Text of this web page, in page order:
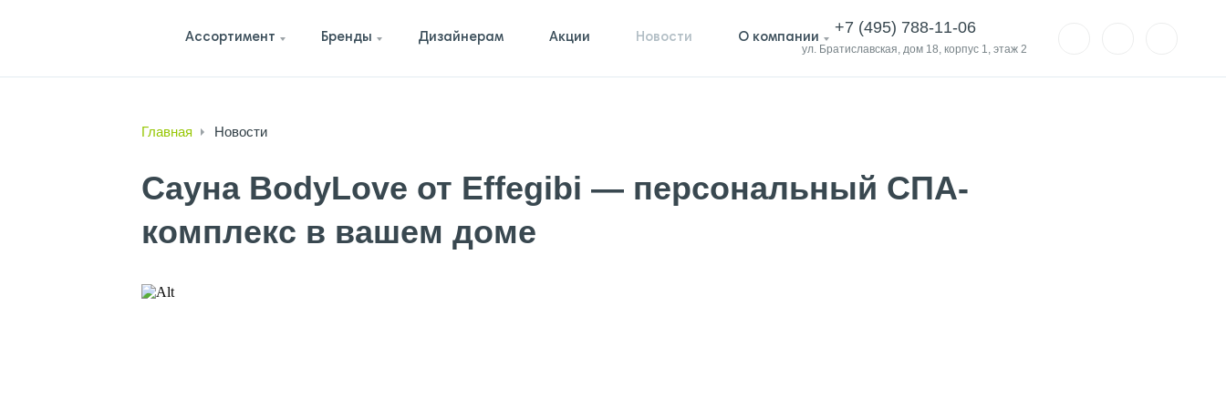
Ассортимент Бренды Дизайнерам Акции Новости О компании
+7 (495) 788-11-06
ул. Братиславская, дом 18, корпус 1, этаж 2
Главная Новости
Сауна BodyLove от Effegibi — персональный СПА-
комплекс в вашем доме